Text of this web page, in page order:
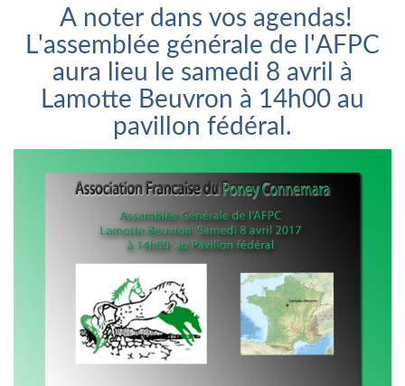
A noter dans vos agendas!
L'assemblée générale de l'AFPC
aura lieu le samedi 8 avril à
Lamotte Beuvron à 14h00 au
pavillon fédéral.